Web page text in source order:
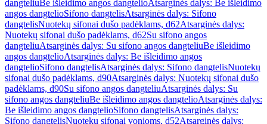
dangteliuBe išleidimo angos dangtelioAtsarginės dalys: Be išleidimo
angos dangtelioSifono dangtelisAtsarginės dalys: Sifono
dangtelisNuotekų sifonai dušo padėklams, d62Atsarginės dalys:
Nuotekų sifonai dušo padėklams, d62Su sifono angos
dangteliuAtsarginės dalys: Su sifono angos dangteliuBe išleidimo
angos dangtelioAtsarginės dalys: Be išleidimo angos
dangtelioSifono dangtelisAtsarginės dalys: Sifono dangtelisNuotekų
sifonai dušo padėklams, d90Atsarginės dalys: Nuotekų sifonai dušo
padėklams, d90Su sifono angos dangteliuAtsarginės dalys: Su
sifono angos dangteliuBe išleidimo angos dangtelioAtsarginės dalys:
Be išleidimo angos dangtelioSifono dangtelisAtsarginės dalys:
Sifono dangtelisNuotekų sifonai vonioms, d52Atsarginės dalys: